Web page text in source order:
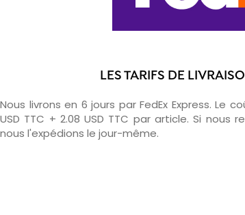
LES TARIFS DE
Nous livrons en 6 jours par FedEx Express. Le
USD TTC + 2.08 USD TTC par article. Si nous
nous l'expédions le jour-même.